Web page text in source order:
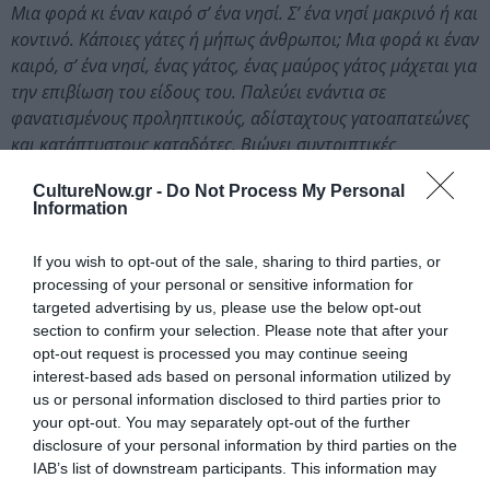
CultureNow.gr - Do Not Process My Personal
Information
If you wish to opt-out of the sale, sharing to third parties, or
processing of your personal or sensitive information for
targeted advertising by us, please use the below opt-out
section to confirm your selection. Please note that after your
opt-out request is processed you may continue seeing
interest-based ads based on personal information utilized by
us or personal information disclosed to third parties prior to
your opt-out. You may separately opt-out of the further
disclosure of your personal information by third parties on the
IAB’s list of downstream participants. This information may
Μια φορά κι έναν καιρό σ’ ένα νησί. Σ’ ένα νησί μακρινό ή και
κοντινό. Κάποιες γάτες ή μήπως άνθρωποι; Μια φορά κι έναν
καιρό, σ’ ένα νησί, ένας γάτος, ένας μαύρος γάτος μάχεται για
την επιβίωση του είδους του. Παλεύει ενάντια σε
φανατισμένους προληπτικούς, αδίσταχτους γατοαπατεώνες
και κατάπτυστους καταδότες. Βιώνει συντριπτικές
γαταστροφές, αντιμετωπίζει αλλεπάλληλες ανατροπές,
καταδιώκεται ανελέητα σε στέγες, δάση και στοές, κρύβεται
ρατσισμού. Σε μια εποχή γεμάτη διακρίσεις,
περιθωριοποιήσεις και στιγματισμούς, σε ένα περιβάλλον
που κατασκευάζει ενόχους και ενοχοποιεί θύματα, ένας
μαύρος γάτος έρχεται να μας θυμίσει πως όταν το απόλυτα
παράλογο χτυπήσει κάποια στιγμή την πόρτα μας κανείς
ποτέ δεν ξέρει πού και αν θα σταματήσει.
Σημείωμα σκηνοθετών